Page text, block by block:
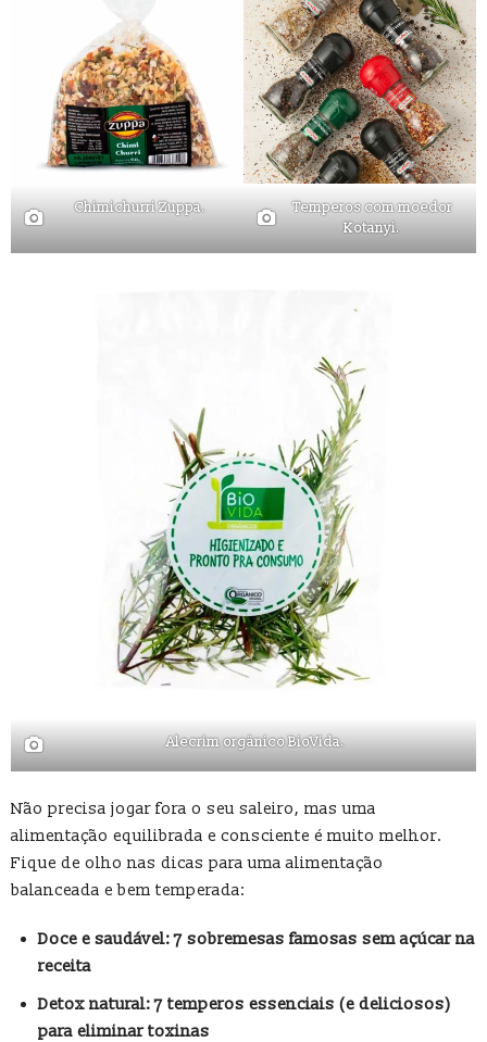
Chimichurri Zuppa.
Temperos com moedor
Kotanyi.
Alecrim orgânico BioVida.
Não precisa jogar fora o seu saleiro, mas uma
alimentação equilibrada e consciente é muito melhor.
Fique de olho nas dicas para uma alimentação
balanceada e bem temperada:
Doce e saudável: 7 sobremesas famosas sem açúcar na
receita
Detox natural: 7 temperos essenciais (e deliciosos)
para eliminar toxinas